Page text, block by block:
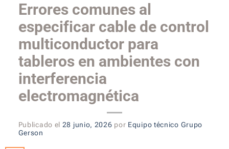
Errores comunes al
especificar cable de control
multiconductor para
tableros en ambientes con
interferencia
electromagnética
Publicado el 28 junio, 2026 por Equipo técnico Grupo
Gerson